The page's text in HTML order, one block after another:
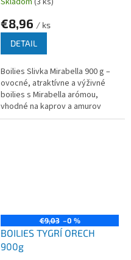
€8,96 / ks
DETAIL
Boilies Slivka Mirabella 900 g –
ovocné, atraktívne a výživné
boilies s Mirabella arómou,
vhodné na kaprov a amurov
počas celého roka.
€9,03 –0 %
BOILIES TYGRÍ ORECH
900g